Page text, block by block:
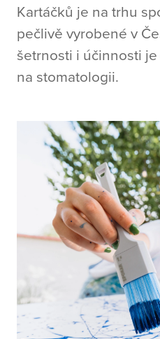
Kartáčků je na trhu
pečlivě vyrobené v
šetrnosti i účinnosti
na stomatologii.